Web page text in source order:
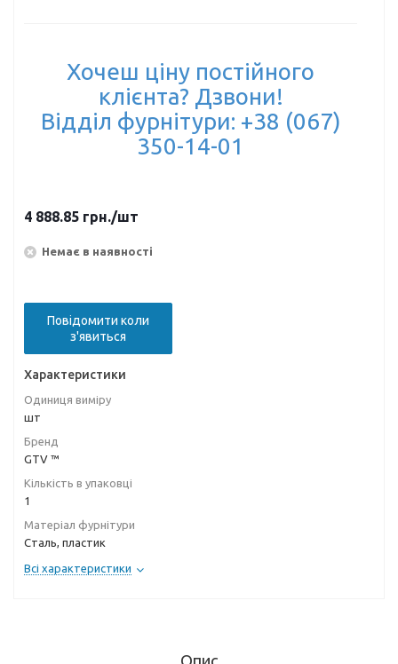
Хочеш ціну постійного
клієнта? Дзвони!
Відділ фурнітури: +38 (067)
350-14-01
4 888.85 грн./шт
Немає в наявності
Повідомити коли
з'явиться
Характеристики
Одиниця виміру
шт
Бренд
GTV ™
Кількість в упаковці
1
Матеріал фурнітури
Сталь, пластик
Всі характеристики